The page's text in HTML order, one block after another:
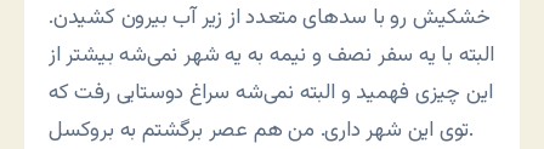
خشکیش رو با سدهای متعدد از زیر آب بیرون کشیدن.
البته با یه سفر نصف و نیمه به یه شهر نمی‌شه بیشتر از
این چیزی فهمید و البته نمی‌شه سراغ دوستایی رفت که
توی این شهر داری. من هم عصر برگشتم به بروکسل.